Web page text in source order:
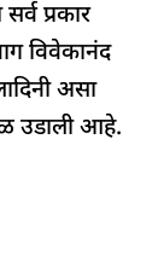
प्रकार
विवेकानंद
असा
उडाली आहे.